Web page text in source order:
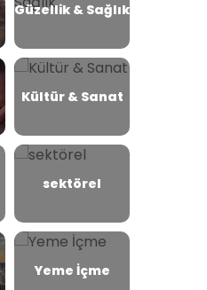
Güzellik & Sağlık
Kültür & Sanat
sektörel
Yeme İçme